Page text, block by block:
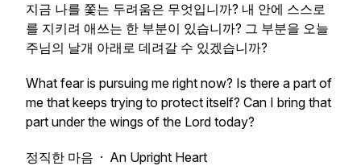
지금 나를 쫓는 두려움은 무엇입니까? 내 안에 스스로
를 지키려 애쓰는 한 부분이 있습니까? 그 부분을 오늘
주님의 날개 아래로 데려갈 수 있겠습니까?
What fear is pursuing me right now? Is there a part of
me that keeps trying to protect itself? Can I bring that
part under the wings of the Lord today?
정직한 마음 · An Upright Heart